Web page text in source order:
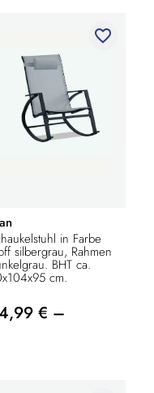
favorite_border
in Farbe
silbergrau, Rahmen
BHT ca.
cm.
€ –